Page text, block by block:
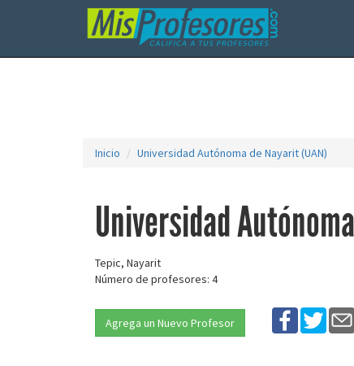
Inicio Universidad Autónoma de Nayarit (UAN)
Universidad
Tepic, Nayarit
Número de profesores: 4
Agrega un Nuevo Profesor